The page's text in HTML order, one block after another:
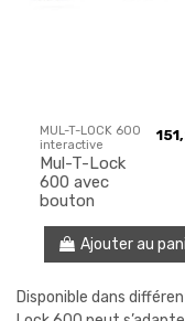
MUL-T-LOCK 600
interactive
Mul-T-Lock
600 avec
bouton
Ajouter au
Disponible dans